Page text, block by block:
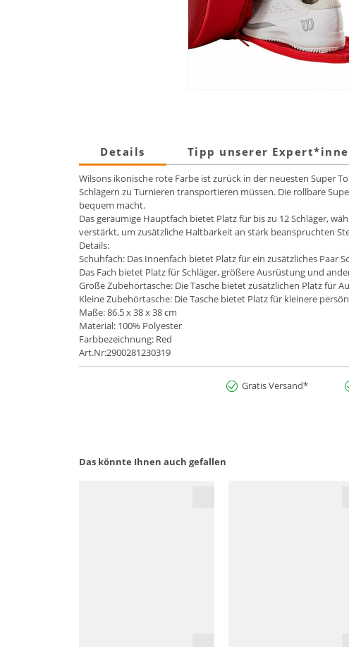
Details Tipp unserer
Wilsons ikonische rote Farbe ist zurück in der neuesten Super
Schlägern zu Turnieren transportieren müssen. Die rollbare
bequem macht.
Das geräumige Hauptfach bietet Platz für bis zu 12 Schläger,
verstärkt, um zusätzliche Haltbarkeit an stark beanspruchten
Details:
Schuhfach: Das Innenfach bietet Platz für ein zusätzliches Paar
Das Fach bietet Platz für Schläger, größere Ausrüstung und
Große Zubehörtasche: Die Tasche bietet zusätzlichen Platz für
Kleine Zubehörtasche: Die Tasche bietet Platz für kleinere
Maße: 86.5 x 38 x 38 cm
Material: 100% Polyester
Farbbezeichnung: Red
Art.Nr:2900281230319
Gratis Versand*
Das könnte Ihnen auch gefallen